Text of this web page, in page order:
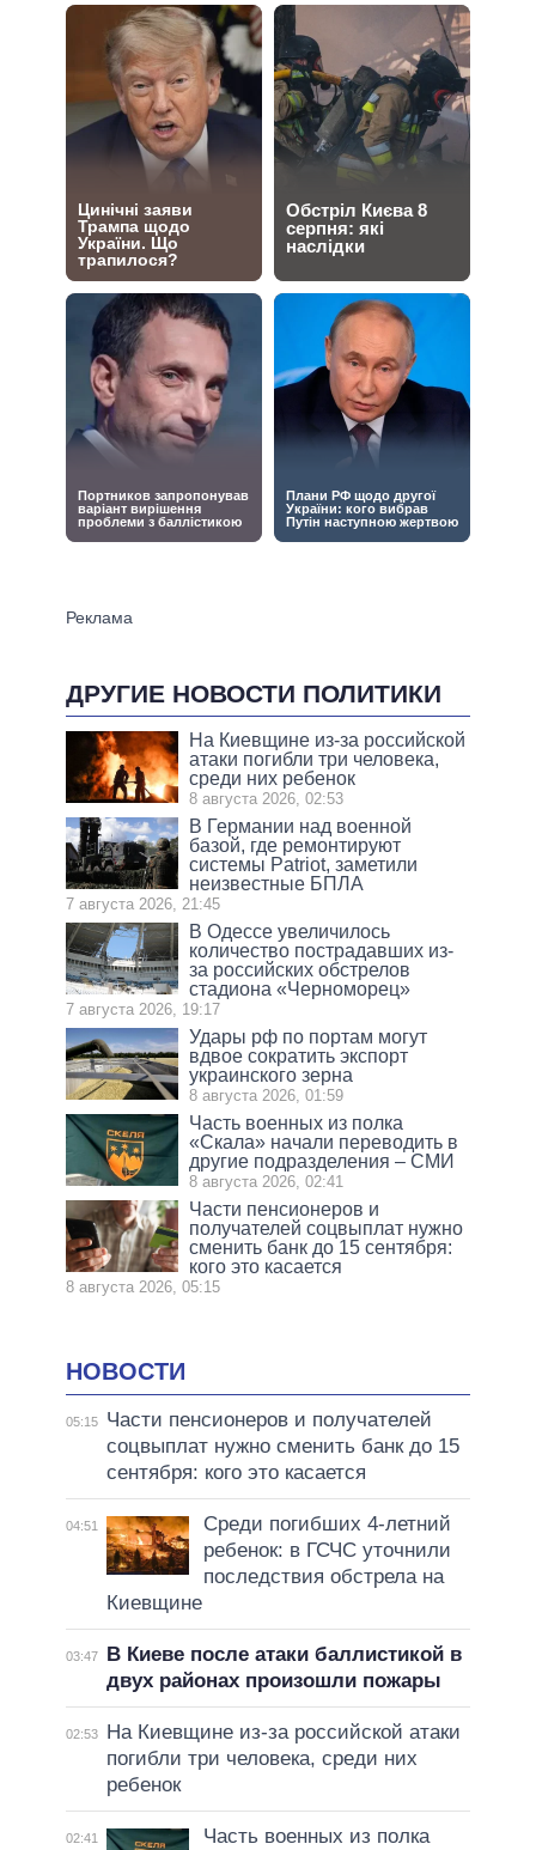
ДРУГИЕ НОВОСТИ ПОЛИТИКИ
На Киевщине из-за российской
атаки погибли три человека,
среди них ребенок
8 августа 2026, 02:53
В Германии над военной
базой, где ремонтируют
системы Patriot, заметили
неизвестные БПЛА
7 августа 2026, 21:45
В Одессе увеличилось
количество пострадавших из-
за российских обстрелов
стадиона «Черноморец»
7 августа 2026, 19:17
Удары рф по портам могут
вдвое сократить экспорт
украинского зерна
8 августа 2026, 01:59
Часть военных из полка
«Скала» начали переводить в
другие подразделения – СМИ
8 августа 2026, 02:41
Части пенсионеров и
получателей соцвыплат нужно
сменить банк до 15 сентября:
кого это касается
8 августа 2026, 05:15
НОВОСТИ
05:15
Части пенсионеров и получателей
соцвыплат нужно сменить банк до 15
сентября: кого это касается
04:51
Среди погибших 4-летний
ребенок: в ГСЧС уточнили
последствия обстрела на
Киевщине
03:47
В Киеве после атаки баллистикой в
двух районах произошли пожары
02:53
На Киевщине из-за российской атаки
погибли три человека, среди них
ребенок
02:41
Часть военных из полка